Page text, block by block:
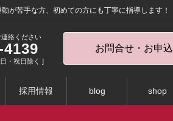
が苦手な方、初めての方にも丁寧に指導します！
絡ください
4139
・祝日除く ]
お問合せ・お申込
採用情報 blog shop